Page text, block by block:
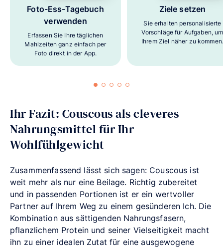
Foto-Ess-Tagebuch
verwenden
Erfassen Sie Ihre täglichen
Mahlzeiten ganz einfach per
Foto direkt in der App.
Ziele setzen
Sie erhalten personalisierte
Vorschläge für Aufgaben, um
Ihrem Ziel näher zu
Ihr Fazit: Couscous als cleveres
Nahrungsmittel für Ihr
Wohlfühlgewicht
Zusammenfassend lässt sich sagen: Couscous ist
weit mehr als nur eine Beilage. Richtig zubereitet
und in passenden Portionen ist er ein wertvoller
Partner auf Ihrem Weg zu einem gesünderen Ich. Die
Kombination aus sättigenden Nahrungsfasern,
pflanzlichem Protein und seiner Vielseitigkeit macht
ihn zu einer idealen Zutat für eine ausgewogene